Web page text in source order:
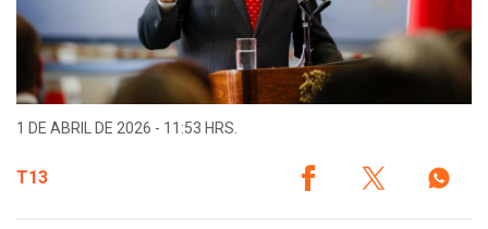
1 DE ABRIL DE 2026 - 11:53 HRS.
T13